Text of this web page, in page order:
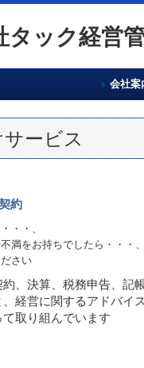
会社案
ご相
求人
セミ
リンク
ービス
約
・・、
満をお持ちでしたら・・・、
さい
約、決算、税務申告、記
経営に関するアドバイ
取り組んでいます